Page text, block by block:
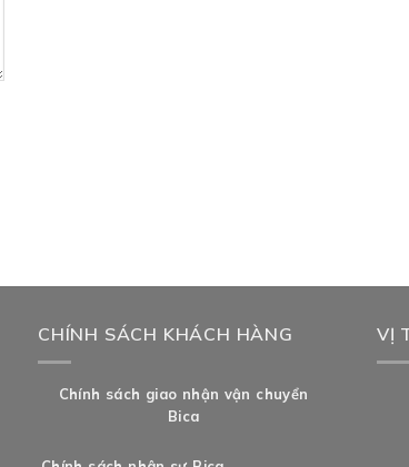
CHÍNH SÁCH KHÁCH HÀNG
Chính sách giao nhận vận chuyển
Bica
VỊ